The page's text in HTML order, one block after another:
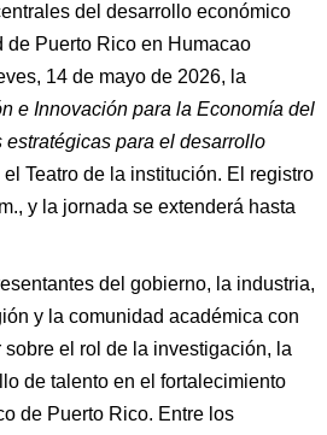
del desarrollo económico
Puerto Rico en Humacao
14 de mayo de 2026, la
e Innovación para la Economía del
para el desarrollo
el Teatro de la institución. El registro
y la jornada se extenderá hasta
del gobierno, la industria,
y la comunidad académica con
el rol de la investigación, la
de talento en el fortalecimiento
de Puerto Rico. Entre los